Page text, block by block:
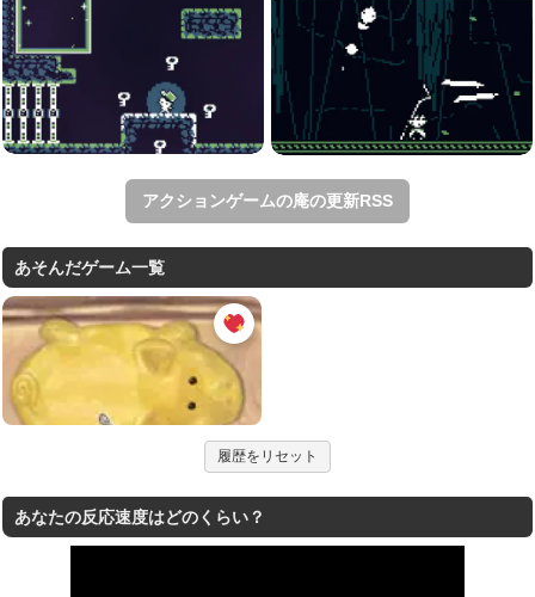
アクションゲームの庵の更新RSS
あそんだゲーム一覧
履歴をリセット
あなたの反応速度はどのくらい？